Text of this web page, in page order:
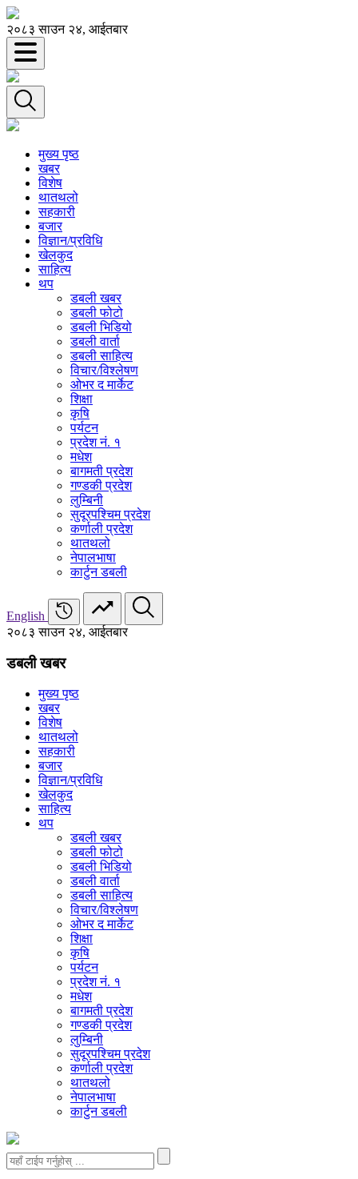
२०८३ साउन २४, आईतबार
मुख्य पृष्ठ
खबर
विशेष
थातथलो
सहकारी
बजार
विज्ञान/प्रविधि
खेलकुद
साहित्य
थप
डबली खबर
डबली फोटो
डबली भिडियो
डबली वार्ता
डबली साहित्य
विचार/विश्‍लेषण
ओभर द मार्केट
शिक्षा
कृषि
पर्यटन
प्रदेश नं. १
मधेश
बागमती प्रदेश
गण्डकी प्रदेश
लुम्बिनी
सुदूरपश्चिम प्रदेश
कर्णाली प्रदेश
थातथलो
नेपालभाषा
कार्टुन डबली
English
२०८३ साउन २४, आईतबार
डबली खबर
मुख्य पृष्ठ
खबर
विशेष
थातथलो
सहकारी
बजार
विज्ञान/प्रविधि
खेलकुद
साहित्य
थप
डबली खबर
डबली फोटो
डबली भिडियो
डबली वार्ता
डबली साहित्य
विचार/विश्‍लेषण
ओभर द मार्केट
शिक्षा
कृषि
पर्यटन
प्रदेश नं. १
मधेश
बागमती प्रदेश
गण्डकी प्रदेश
लुम्बिनी
सुदूरपश्चिम प्रदेश
कर्णाली प्रदेश
थातथलो
नेपालभाषा
कार्टुन डबली